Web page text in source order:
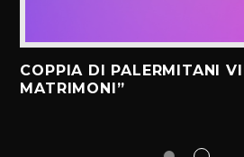
COPPIA DI PALERMITANI
MATRIMONI”